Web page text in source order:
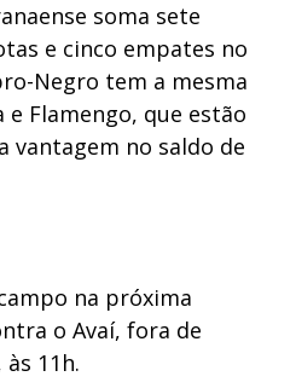
soma sete
e cinco empates no
Negro tem a mesma
e Flamengo, que estão
vantagem no saldo de
na próxima
o Avaí, fora de
às 11h.